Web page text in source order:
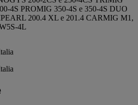
4S PROMIG 350-4S e 350-4S DUO
200.4 XL e 201.4 CARMIG M1,
4L